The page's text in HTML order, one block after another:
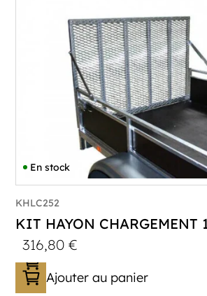
En stock
KHLC252
KIT HAYON CHARGEMENT
316,80€
Ajouter au panier